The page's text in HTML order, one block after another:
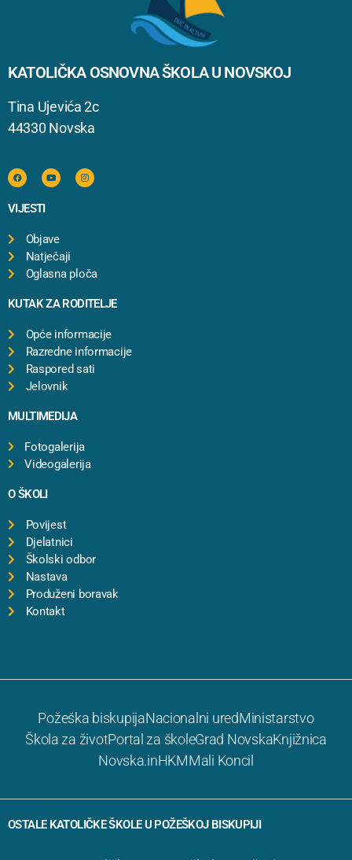
KATOLIČKA OSNOVNA ŠKOLA U NOVSKOJ
Tina Ujevića 2c
44330 Novska
VIJESTI
Objave
Natječaji
Oglasna ploča
KUTAK ZA RODITELJE
Opće informacije
Razredne informacije
Raspored sati
Jelovnik
MULTIMEDIJA
Fotogalerija
Videogalerija
O ŠKOLI
Povijest
Djelatnici
Školski odbor
Nastava
Produženi boravak
Kontakt
Požeška biskupijaNacionalni uredMinistarstvo
Škola za životPortal za školeGrad NovskaKnjižnica
Novska.inHKMMali Koncil
OSTALE KATOLIČKE ŠKOLE U POŽEŠKOJ BISKUPIJI